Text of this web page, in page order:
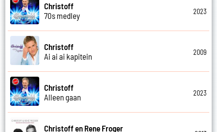
Christoff
70s medley
2023
Christoff
Ai ai ai kapitein
2009
Christoff
Alleen gaan
2023
Christoff en Rene Froger